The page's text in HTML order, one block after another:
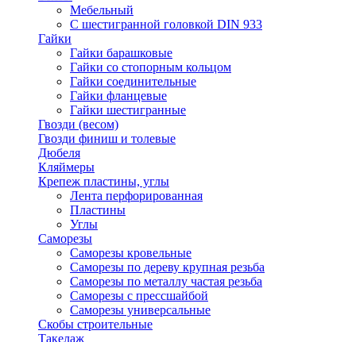
Мебельный
С шестигранной головкой DIN 933
Гайки
Гайки барашковые
Гайки со стопорным кольцом
Гайки соединительные
Гайки фланцевые
Гайки шестигранные
Гвозди (весом)
Гвозди финиш и толевые
Дюбеля
Кляймеры
Крепеж пластины, углы
Лента перфорированная
Пластины
Углы
Саморезы
Саморезы кровельные
Саморезы по дереву крупная резьба
Саморезы по металлу частая резьба
Саморезы с прессшайбой
Саморезы универсальные
Скобы строительные
Такелаж